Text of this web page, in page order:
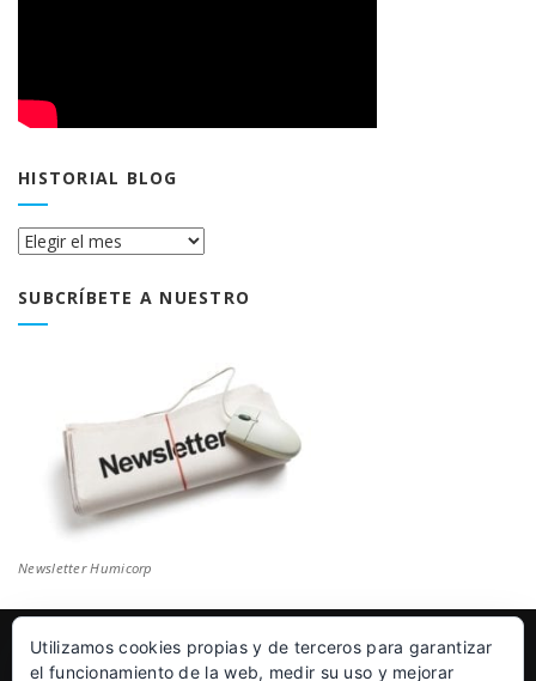
HISTORIAL BLOG
Historial
SUBCRÍBETE A NUESTRO
Newsletter Humicorp
© Humicorp Nanopolímeros S.L 2011-2026| Aviso Legal
Utilizamos cookies propias y de terceros para garantizar
el funcionamiento de la web, medir su uso y mejorar